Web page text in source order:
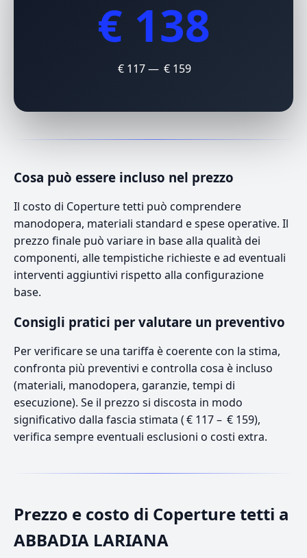
€ 138
€ 117 — € 159
Cosa può essere incluso nel prezzo
Il costo di Coperture tetti può comprendere
manodopera, materiali standard e spese operative. Il
prezzo finale può variare in base alla qualità dei
componenti, alle tempistiche richieste e ad eventuali
interventi aggiuntivi rispetto alla configurazione
base.
Consigli pratici per valutare un preventivo
Per verificare se una tariffa è coerente con la stima,
confronta più preventivi e controlla cosa è incluso
(materiali, manodopera, garanzie, tempi di
esecuzione). Se il prezzo si discosta in modo
significativo dalla fascia stimata ( € 117 – € 159),
verifica sempre eventuali esclusioni o costi extra.
Prezzo e costo di Coperture tetti a
ABBADIA LARIANA